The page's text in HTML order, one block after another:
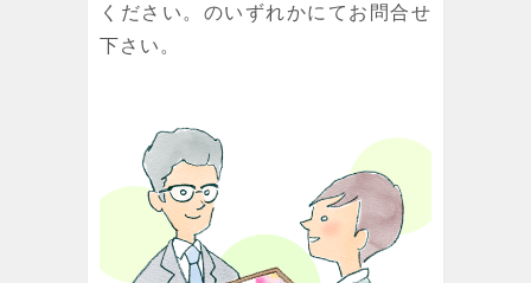
ください。のいずれかにてお問合せ
下さい。